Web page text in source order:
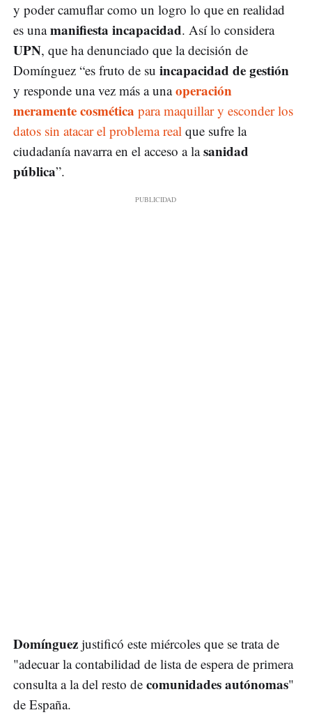
y poder camuflar como un logro lo que en realidad
es unamanifiesta incapacidad. Así lo considera
UPN, que ha denunciado que la decisión de
Domínguez “es fruto de su incapacidad de gestión
y responde una vez más a unaoperación
meramente cosmética para maquillar y esconder los
datos sin atacar el problema real que sufre la
ciudadanía navarra en el acceso a lasanidad
pública”.
Domínguez justificó este miércoles que se trata de
"adecuar la contabilidad de lista de espera de primera
consulta a la del resto de comunidades autónomas"
de España.